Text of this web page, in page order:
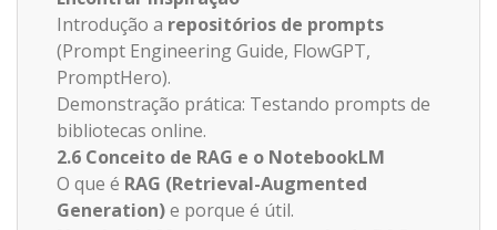
Introdução a repositórios de prompts
(Prompt Engineering Guide, FlowGPT,
PromptHero).
Demonstração prática: Testando prompts de
bibliotecas online.
2.6 Conceito de RAG e o NotebookLM
O que é RAG (Retrieval-Augmented
Generation)e porque é útil.